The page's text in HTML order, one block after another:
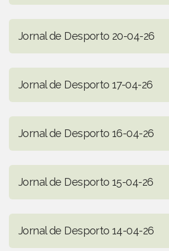
Jornal de Desporto 20-04-26
Jornal de Desporto 17-04-26
Jornal de Desporto 16-04-26
Jornal de Desporto 15-04-26
Jornal de Desporto 14-04-26